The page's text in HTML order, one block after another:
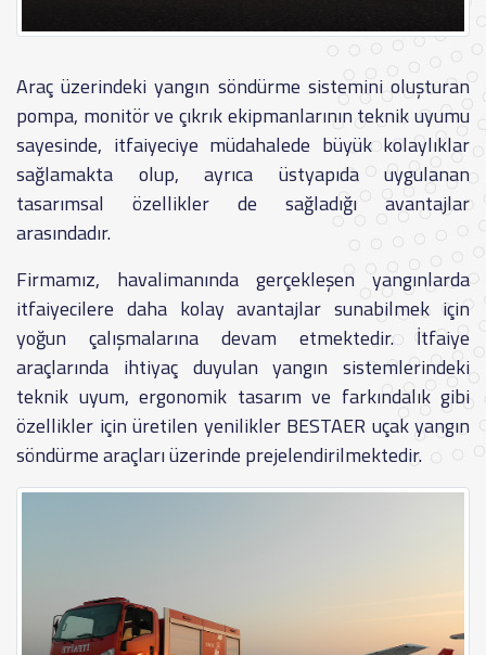
Araç üzerindeki yangın söndürme sistemini oluşturan
pompa, monitör ve çıkrık ekipmanlarının teknik uyumu
sayesinde, itfaiyeciye müdahalede büyük kolaylıklar
sağlamakta olup, ayrıca üstyapıda uygulanan
tasarımsal özellikler de sağladığı avantajlar
arasındadır.
Firmamız, havalimanında gerçekleşen yangınlarda
itfaiyecilere daha kolay avantajlar sunabilmek için
yoğun çalışmalarına devam etmektedir. İtfaiye
araçlarında ihtiyaç duyulan yangın sistemlerindeki
teknik uyum, ergonomik tasarım ve farkındalık gibi
özellikler için üretilen yenilikler BESTAER uçak yangın
söndürme araçları üzerinde prejelendirilmektedir.